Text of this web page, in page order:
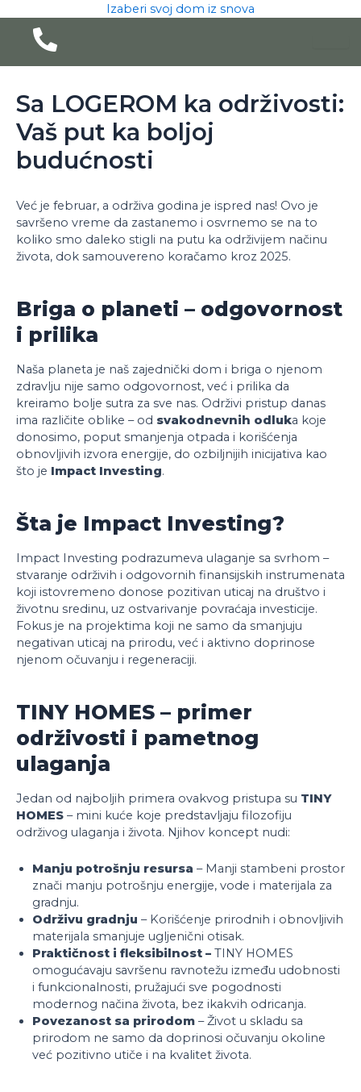
sadržaj
Izaberi svoj dom iz snova
Sa LOGEROM ka održivosti:
Vaš put ka boljoj
budućnosti
Već je februar, a održiva godina je ispred nas! Ovo je
savršeno vreme da zastanemo i osvrnemo se na to
koliko smo daleko stigli na putu ka održivijem načinu
života, dok samouvereno koračamo kroz 2025.
Briga o planeti – odgovornost
i prilika
Naša planeta je naš zajednički dom i briga o njenom
zdravlju nije samo odgovornost, već i prilika da
kreiramo bolje sutra za sve nas. Održivi pristup danas
ima različite oblike – od svakodnevnih odluka koje
donosimo, poput smanjenja otpada i korišćenja
obnovljivih izvora energije, do ozbiljnijih inicijativa kao
što je Impact Investing.
Šta je Impact Investing?
Impact Investing podrazumeva ulaganje sa svrhom –
stvaranje održivih i odgovornih finansijskih instrumenata
koji istovremeno donose pozitivan uticaj na društvo i
životnu sredinu, uz ostvarivanje povraćaja investicije.
Fokus je na projektima koji ne samo da smanjuju
negativan uticaj na prirodu, već i aktivno doprinose
njenom očuvanju i regeneraciji.
TINY HOMES – primer
održivosti i pametnog
ulaganja
Jedan od najboljih primera ovakvog pristupa su TINY
HOMES – mini kuće koje predstavljaju filozofiju
održivog ulaganja i života. Njihov koncept nudi:
Manju potrošnju resursa – Manji stambeni prostor
znači manju potrošnju energije, vode i materijala za
gradnju.
Održivu gradnju – Korišćenje prirodnih i obnovljivih
materijala smanjuje ugljenični otisak.
Praktičnost i fleksibilnost – TINY HOMES
omogućavaju savršenu ravnotežu između udobnosti
i funkcionalnosti, pružajući sve pogodnosti
modernog načina života, bez ikakvih odricanja.
Povezanost sa prirodom – Život u skladu sa
prirodom ne samo da doprinosi očuvanju okoline
već pozitivno utiče i na kvalitet života.